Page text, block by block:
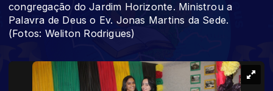
congregação do Jardim Horizonte. Ministrou a
Palavra de Deus o Ev. Jonas Martins da Sede.
(Fotos: Weliton Rodrigues)